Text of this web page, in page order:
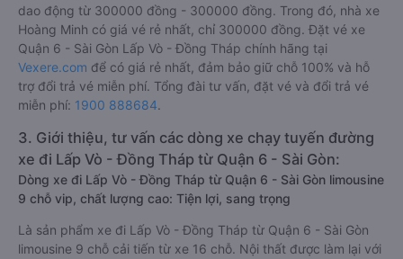
dao động từ 300000 đồng - 300000 đồng. Trong đó, nhà xe
Hoàng Minh có giá vé rẻ nhất, chỉ 300000 đồng. Đặt vé xe
Quận 6 - Sài Gòn Lấp Vò - Đồng Tháp chính hãng tại
Vexere.com để có giá rẻ nhất, đảm bảo giữ chỗ 100% và hỗ
trợ đổi trả vé miễn phí. Tổng đài tư vấn, đặt vé và đổi trả vé
miễn phí: 1900 888684.
3. Giới thiệu, tư vấn các dòng xe chạy tuyến đường
xe đi Lấp Vò - Đồng Tháp từ Quận 6 - Sài Gòn:
Dòng xe đi Lấp Vò - Đồng Tháp từ Quận 6 - Sài Gòn limousine
9 chỗ vip, chất lượng cao: Tiện lợi, sang trọng
Là sản phẩm xe đi Lấp Vò - Đồng Tháp từ Quận 6 - Sài Gòn
limousine 9 chỗ cải tiến từ xe 16 chỗ. Nội thất được làm lại với